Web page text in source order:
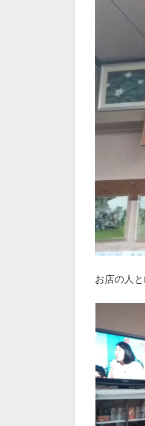
お店の人